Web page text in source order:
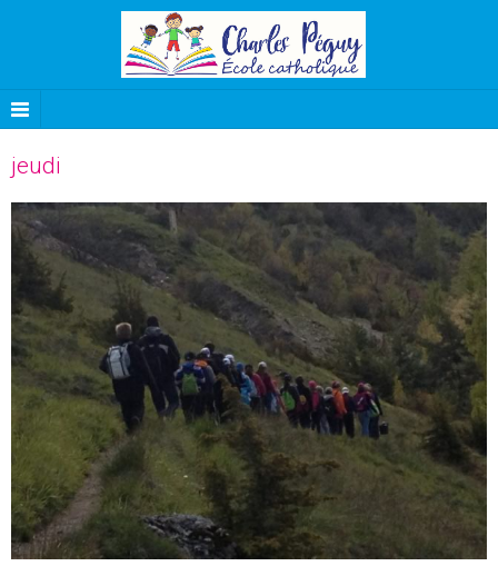
jeudi